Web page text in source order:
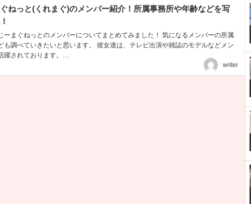
ねっと(くれまぐ)のメンバー紹介！所属事務所や年齢などを写
ーまぐねっとのメンバーについてまとめてみました！ 気になるメンバーの所属
も調べていきたいと思います。 彼女達は、テレビ出演や雑誌のモデルなどメン
躍されております。...
writer